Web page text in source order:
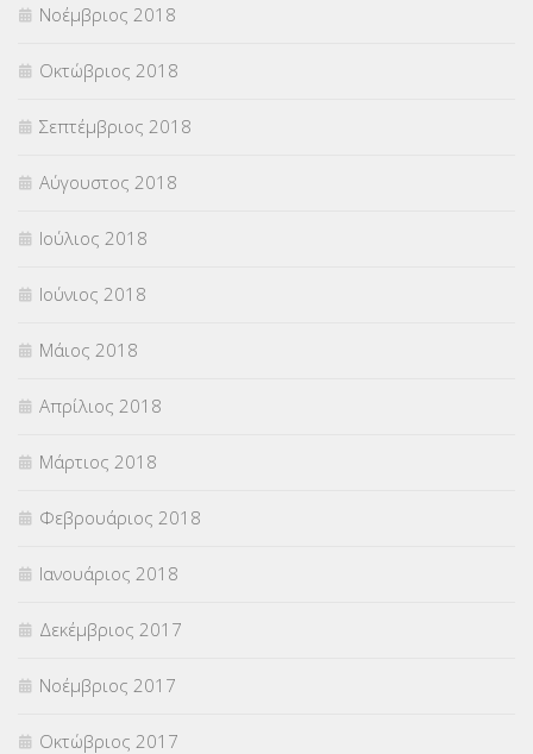
Νοέμβριος 2018
Οκτώβριος 2018
Σεπτέμβριος 2018
Αύγουστος 2018
Ιούλιος 2018
Ιούνιος 2018
Μάιος 2018
Απρίλιος 2018
Μάρτιος 2018
Φεβρουάριος 2018
Ιανουάριος 2018
Δεκέμβριος 2017
Νοέμβριος 2017
Οκτώβριος 2017